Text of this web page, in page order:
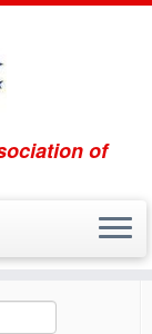
of
о